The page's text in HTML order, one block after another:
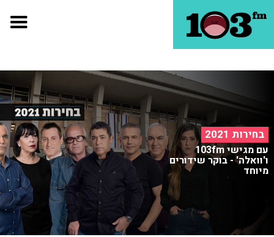
בחירות 2021
עם מגישי 103fm
ו'וואלה' - בוקר שידורים
מיוחד